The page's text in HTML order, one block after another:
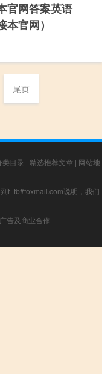
官网答案英语
本官网）
尾页
类目录 | 精选推荐文章 | 网站地
f_fb#foxmail.com说明，我们
告及商业合作